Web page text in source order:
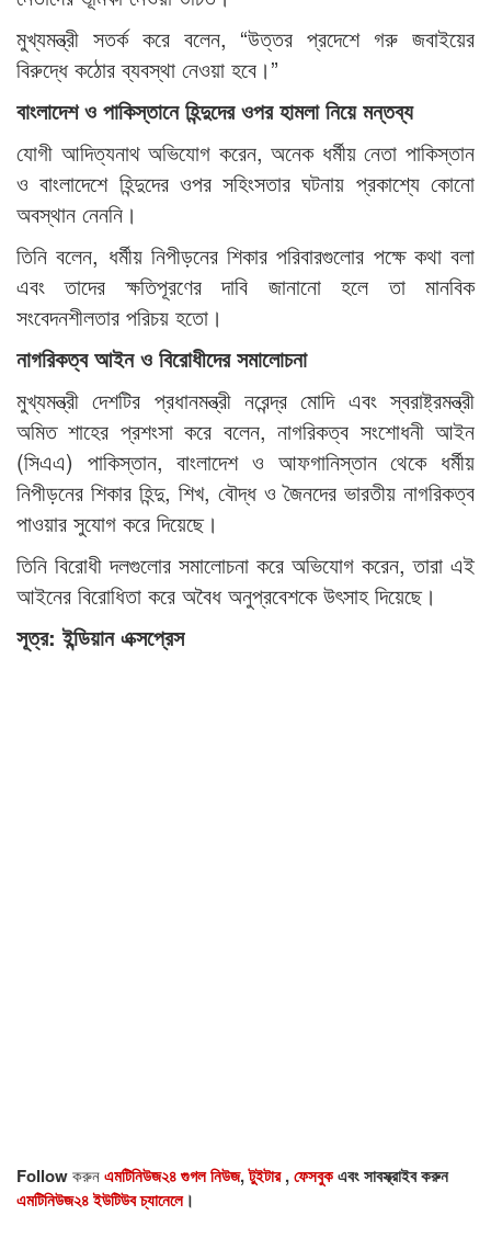
মুখ্যমন্ত্রী সতর্ক করে বলেন, “উত্তর প্রদেশে গরু জবাইয়ের
বিরুদ্ধে কঠোর ব্যবস্থা নেওয়া হবে।”
বাংলাদেশ ও পাকিস্তানে হিন্দুদের ওপর হামলা নিয়ে মন্তব্য
যোগী আদিত্যনাথ অভিযোগ করেন, অনেক ধর্মীয় নেতা পাকিস্তান
ও বাংলাদেশে হিন্দুদের ওপর সহিংসতার ঘটনায় প্রকাশ্যে কোনো
অবস্থান নেননি।
তিনি বলেন, ধর্মীয় নিপীড়নের শিকার পরিবারগুলোর পক্ষে কথা বলা
এবং তাদের ক্ষতিপূরণের দাবি জানানো হলে তা মানবিক
সংবেদনশীলতার পরিচয় হতো।
নাগরিকত্ব আইন ও বিরোধীদের সমালোচনা
মুখ্যমন্ত্রী দেশটির প্রধানমন্ত্রী নরেন্দ্র মোদি এবং স্বরাষ্ট্রমন্ত্রী
অমিত শাহের প্রশংসা করে বলেন, নাগরিকত্ব সংশোধনী আইন
(সিএএ) পাকিস্তান, বাংলাদেশ ও আফগানিস্তান থেকে ধর্মীয়
নিপীড়নের শিকার হিন্দু, শিখ, বৌদ্ধ ও জৈনদের ভারতীয় নাগরিকত্ব
পাওয়ার সুযোগ করে দিয়েছে।
তিনি বিরোধী দলগুলোর সমালোচনা করে অভিযোগ করেন, তারা এই
আইনের বিরোধিতা করে অবৈধ অনুপ্রবেশকে উৎসাহ দিয়েছে।
সূত্র: ইন্ডিয়ান এক্সপ্রেস
Followকরুনএমটিনিউজ২৪ গুগল নিউজ,টুইটার,ফেসবুকএবং সাবস্ক্রাইব করুন
এমটিনিউজ২৪ ইউটিউব চ্যানেলে।